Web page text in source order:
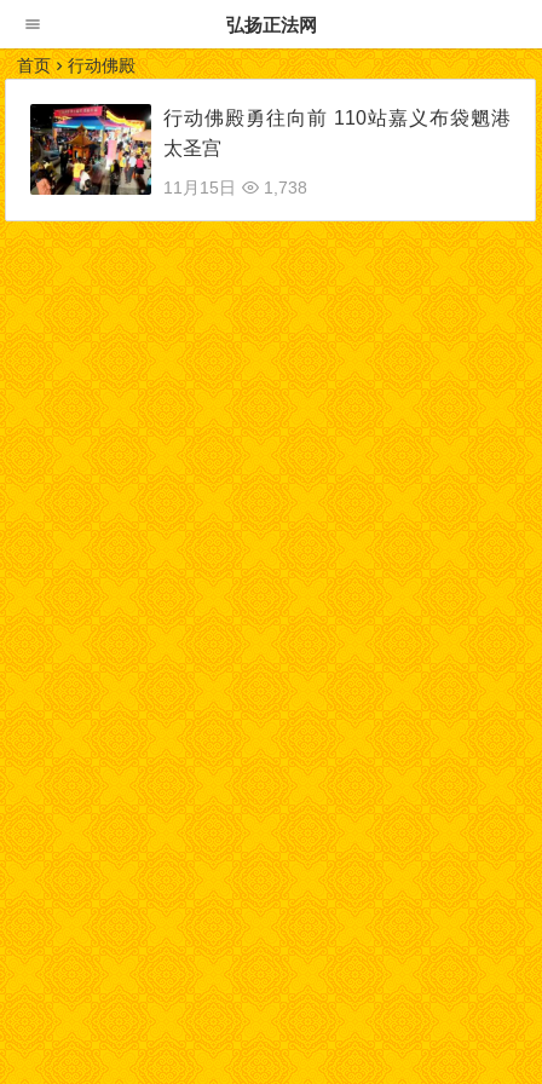
弘扬正法网
首页 行动佛殿
行动佛殿勇往向前 110站嘉义布袋魍港
太圣宫
11月15日 1,738